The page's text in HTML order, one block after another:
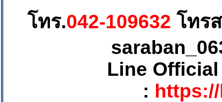
โทร.042-109632 โทร
Line
: